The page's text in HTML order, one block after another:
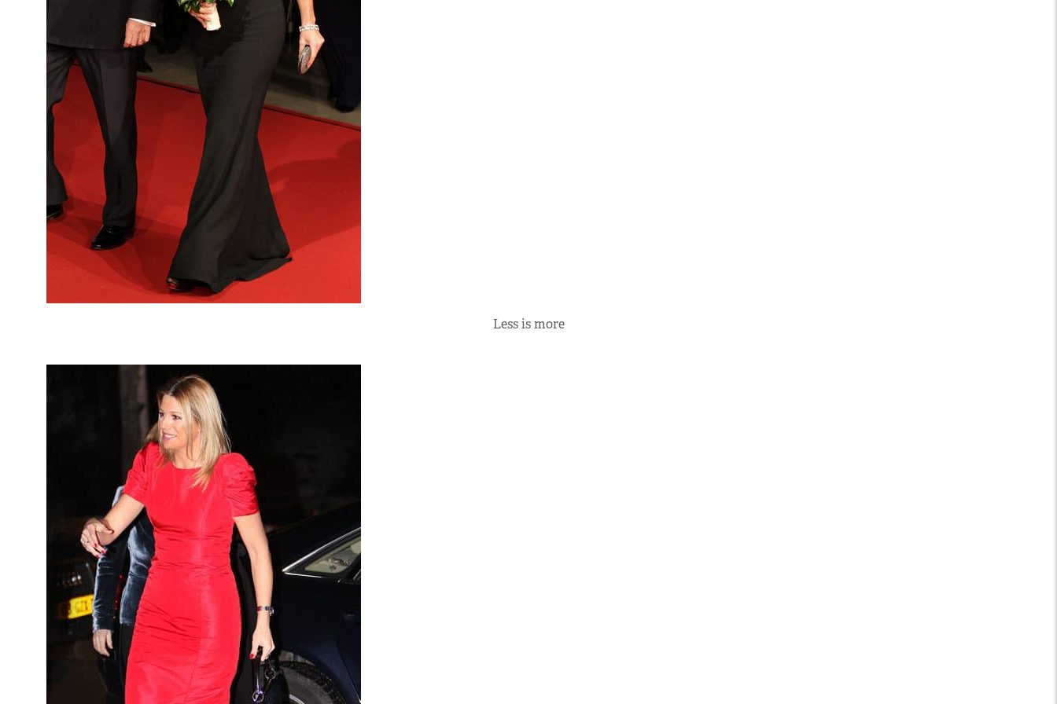
Less is more